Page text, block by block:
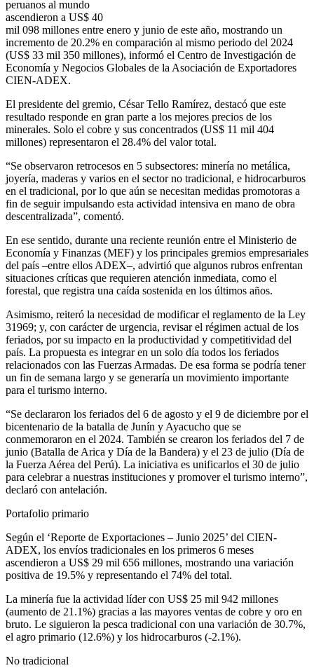
peruanos al mundo
ascendieron a US$ 40
mil 098 millones entre enero y junio de este año, mostrando un
incremento de 20.2% en comparación al mismo periodo del 2024
(US$ 33 mil 350 millones), informó el Centro de Investigación de
Economía y Negocios Globales de la Asociación de Exportadores
CIEN-ADEX.
El presidente del gremio, César Tello Ramírez, destacó que este
resultado responde en gran parte a los mejores precios de los
minerales. Solo el cobre y sus concentrados (US$ 11 mil 404
millones) representaron el 28.4% del valor total.
“Se observaron retrocesos en 5 subsectores: minería no metálica,
joyería, maderas y varios en el sector no tradicional, e hidrocarburos
en el tradicional, por lo que aún se necesitan medidas promotoras a
fin de seguir impulsando esta actividad intensiva en mano de obra
descentralizada”, comentó.
En ese sentido, durante una reciente reunión entre el Ministerio de
Economía y Finanzas (MEF) y los principales gremios empresariales
del país –entre ellos ADEX–, advirtió que algunos rubros enfrentan
situaciones críticas que requieren atención inmediata, como el
forestal, que registra una caída sostenida en los últimos años.
Asimismo, reiteró la necesidad de modificar el reglamento de la Ley
31969; y, con carácter de urgencia, revisar el régimen actual de los
feriados, por su impacto en la productividad y competitividad del
país. La propuesta es integrar en un solo día todos los feriados
relacionados con las Fuerzas Armadas. De esa forma se podría tener
un fin de semana largo y se generaría un movimiento importante
para el turismo interno.
“Se declararon los feriados del 6 de agosto y el 9 de diciembre por el
bicentenario de la batalla de Junín y Ayacucho que se
conmemoraron en el 2024. También se crearon los feriados del 7 de
junio (Batalla de Arica y Día de la Bandera) y el 23 de julio (Día de
la Fuerza Aérea del Perú). La iniciativa es unificarlos el 30 de julio
para celebrar a nuestras instituciones y promover el turismo interno”,
declaró con antelación.
Portafolio primario
Según el ‘Reporte de Exportaciones – Junio 2025’ del CIEN-
ADEX, los envíos tradicionales en los primeros 6 meses
ascendieron a US$ 29 mil 656 millones, mostrando una variación
positiva de 19.5% y representando el 74% del total.
La minería fue la actividad líder con US$ 25 mil 942 millones
(aumento de 21.1%) gracias a las mayores ventas de cobre y oro en
bruto. Le siguieron la pesca tradicional con una variación de 30.7%,
el agro primario (12.6%) y los hidrocarburos (-2.1%).
No tradicional